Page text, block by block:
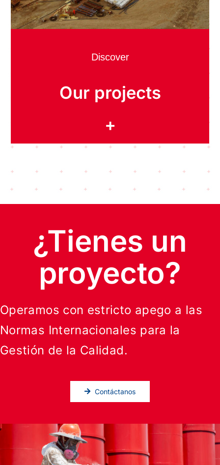
Discover
Our projects
+
¿Tienes un
proyecto?
Operamos con estricto apego a las
Normas Internacionales para la
Gestión de la Calidad.
Contáctanos